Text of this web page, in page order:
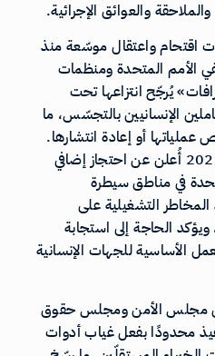
والعوائق الإجرائية.
اقتحام واعتقال موسّعة منذ
موظفي الأمم المتحدة ومنظمات
يُرجّح انتزاعها تحت
الإنسانيين بالتجسّس، ما
أو إعادة انتشارها.
وفي 7 تشرين الأوّل/أكتوبر 2025 أُعلن عن احتجاز إضافي
في مناطق سيطرة
التشغيلية على
ويؤكد الحاجة إلى استجابة
الأساسية للجهات الإنسانية
مجلس الأمن ومجلس حقوق
محدودًا بفعل غياب أدوات